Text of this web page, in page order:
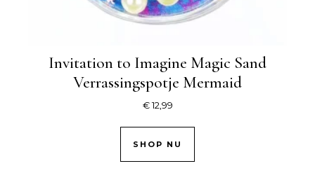
Invitation to Imagine Magic Sand
Verrassingspotje Mermaid
€12,99
SHOP NU